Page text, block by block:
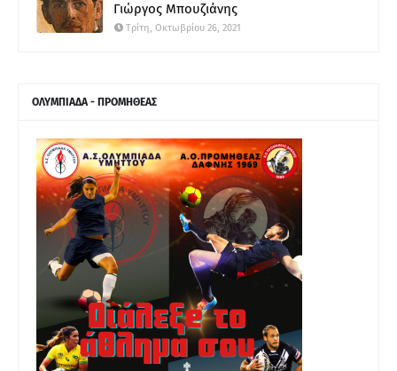
Γιώργος Μπουζιάνης
Τρίτη, Οκτωβρίου 26, 2021
ΟΛΥΜΠΙΑΔΑ - ΠΡΟΜΗΘΕΑΣ